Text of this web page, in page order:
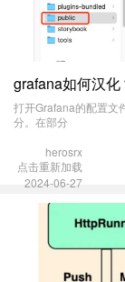
grafana如何汉化
打开Grafana的配置文
分。在部分
herosrx
点击重新加载
2024-06-27